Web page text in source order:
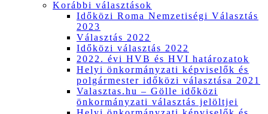
Korábbi választások
Időközi Roma Nemzetiségi Választás
2023
Választás 2022
Időközi választás 2022
2022. évi HVB és HVI határozatok
Helyi önkormányzati képviselők és
polgármester időközi választása 2021
Valasztas.hu – Gölle időközi
önkormányzati választás jelöltjei